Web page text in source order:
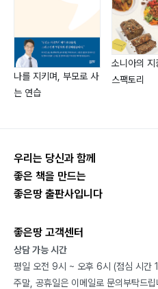
| 03 COAs의 부적응 논의
1) 의학적 모델의 한계
2) 가족체계이론의 한계
3) COAs의 부적응 이론에 대
87
| 01 진로상담의 개념 및
| 02 진로지도의 단계
| 04 진로상담 …………… 94
| 05 진로상담과 학업 문제
| 06 부모의 문제음주로 인한
나를 지키며, 부모로 사
는 연습
소니아의 지
스팩토리
우리는 당신과 함께
좋은 책을 만드는
좋은땅 출판사입니다
좋은땅 고객센터
상담 가능 시간
평일 오전 9시 ~ 오후 6시 (점심 시간
주말, 공휴일은 이메일로 문의부탁드립